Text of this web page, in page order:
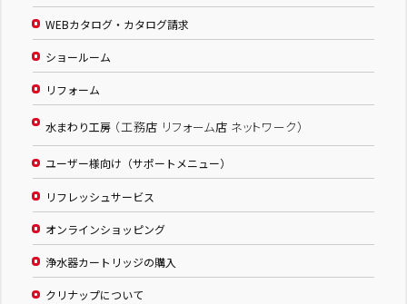
WEBカタログ・カタログ請求
ショールーム
リフォーム
水まわり工房 （工務店 リフォーム店 ネットワーク）
ユーザー様向け（サポートメニュー）
リフレッシュサービス
オンラインショッピング
浄水器カートリッジの購入
クリナップについて